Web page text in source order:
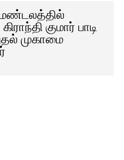
குமார் பாடி
முகாமை